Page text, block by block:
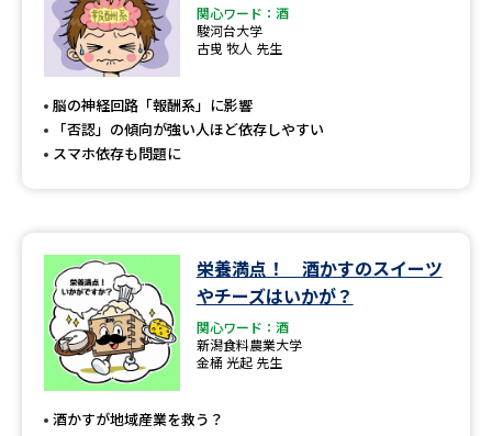
学問の教科書 夢ナビライブ
ユーザーサポート
Ｑ＆Ａ よくあるご質問 大学進学IDについて
お支払いサイト
特定商取引表記
テレメール進学カタログ
訂正のご案内
関心ワード：酒
駿河台大学
古曵 牧人 先生
脳の神経回路「報酬系」に影響
「否認」の傾向が強い人ほど依存しやすい
スマホ依存も問題に
栄養満点！ 酒かすのスイーツ
やチーズはいかが？
関心ワード：酒
新潟食料農業大学
金桶 光起 先生
酒かすが地域産業を救う？